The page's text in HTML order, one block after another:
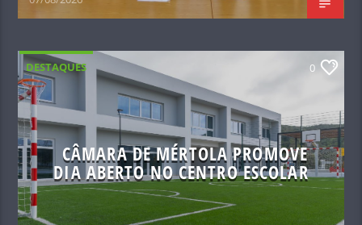
DESTAQUES 0
CÂMARA DE MÉRTOLA PROMOVE
DIA ABERTO NO CENTRO ESCOLAR